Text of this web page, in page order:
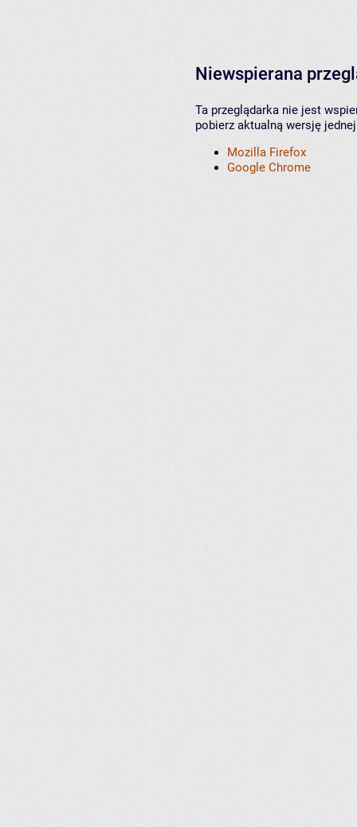
Niewspierana
Ta przeglądarka nie jest
pobierz aktualną wersję
Mozilla Firefox
Google Chrome